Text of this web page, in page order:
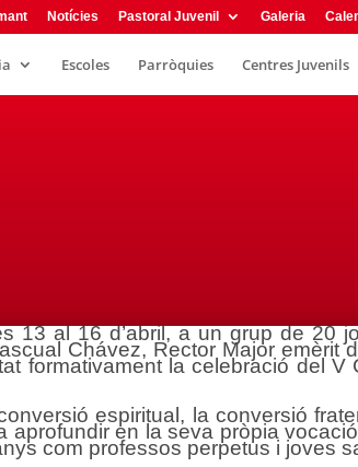
Notícies Pastoral Juvenil Galeria
Escoles Parròquies Centres Juvenils
13 al 16 d’abril, a un grup de 20
Chávez, Rector Major emèrit
formativament la celebració del
espiritual, la conversió
en la seva pròpia
com professos perpetus i joves